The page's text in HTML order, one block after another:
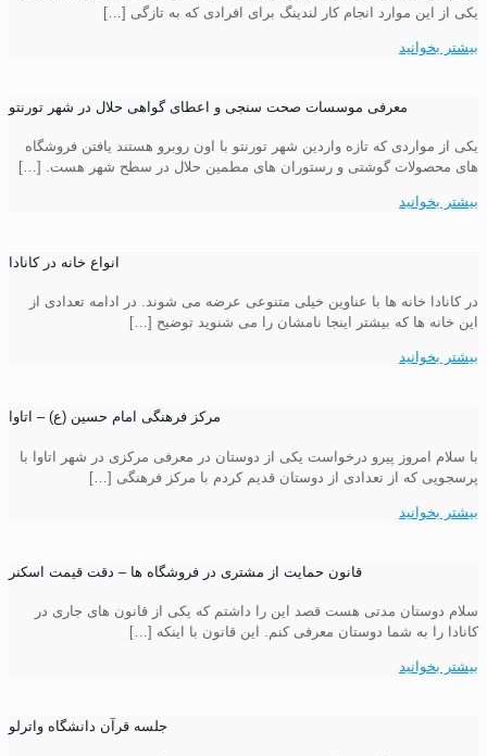
یکی از این موارد انجام کار لندینگ برای افرادی که به تازگی […]
بیشتر بخوانید
معرفی موسسات صحت سنجی و اعطای گواهی حلال در شهر تورنتو
یکی از مواردی که تازه واردین شهر تورنتو با اون روبرو هستند یافتن فروشگاه
های محصولات گوشتی و رستوران های مطمین حلال در سطح شهر هست. […]
بیشتر بخوانید
انواع خانه در کانادا
در کانادا خانه ها با عناوین خیلی متنوعی عرضه می شوند. در ادامه تعدادی از
این خانه ها که بیشتر اینجا نامشان را می شنوید توضیح […]
بیشتر بخوانید
مرکز فرهنگی امام حسین (ع) – اتاوا
با سلام امروز پیرو درخواست یکی از دوستان در معرفی مرکزی در شهر اتاوا با
پرسجویی که از تعدادی از دوستان قدیم کردم با مرکز فرهنگی […]
بیشتر بخوانید
قانون حمایت از مشتری در فروشگاه ها – دقت قیمت اسکنر
سلام دوستان مدتی هست قصد این را داشتم که یکی از قانون های جاری در
کانادا را به شما دوستان معرفی کنم. این قانون با اینکه […]
بیشتر بخوانید
جلسه قرآن دانشگاه واترلو